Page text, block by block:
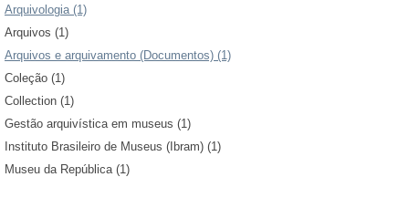
Arquivologia (1)
Arquivos (1)
Arquivos e arquivamento (Documentos) (1)
Coleção (1)
Collection (1)
Gestão arquivística em museus (1)
Instituto Brasileiro de Museus (Ibram) (1)
Museu da República (1)